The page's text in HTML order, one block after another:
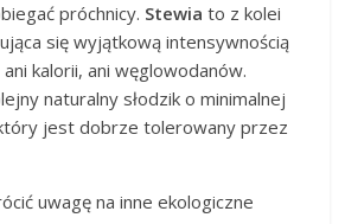
próchnicy. Stewia to z kolei
się wyjątkową intensywnością
kalorii, ani węglowodanów.
naturalny słodzik o minimalnej
jest dobrze tolerowany przez
uwagę na inne ekologiczne